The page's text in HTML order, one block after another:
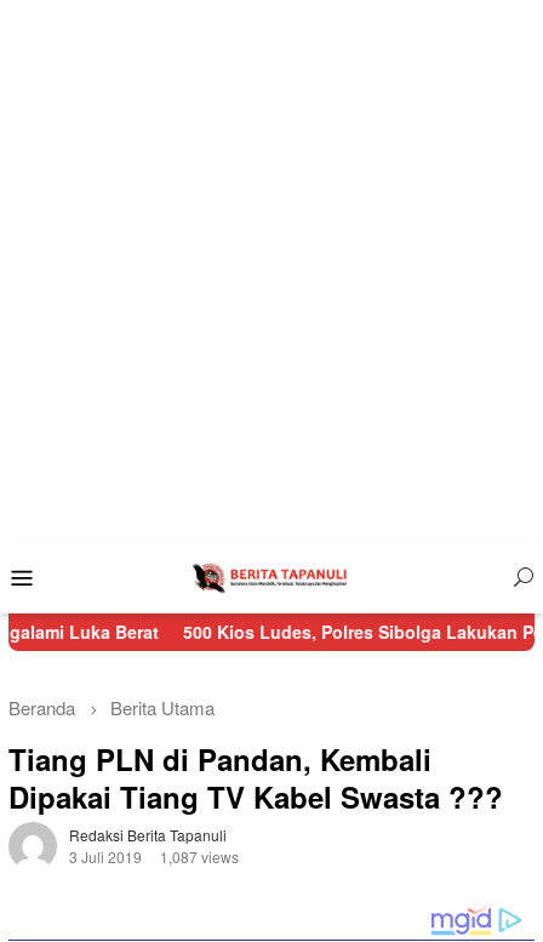
Mobile
Berat 500 Kios Ludes, Polres Sibolga Lakukan Pengamanan
Beranda Berita Utama
Tiang PLN di Pandan, Kembali
Dipakai Tiang TV Kabel Swasta ???
Redaksi Berita Tapanuli
3 Juli 2019
1,087 views